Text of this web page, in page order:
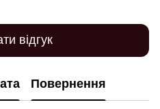
відгук
Повернення